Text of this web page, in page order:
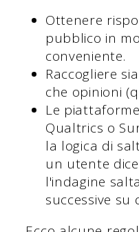
Ottenere
pubblico in
conveniente.
Raccogliere
che opinioni
Le
Qualtrics o
la logica di
un utente
l'indagine
successive